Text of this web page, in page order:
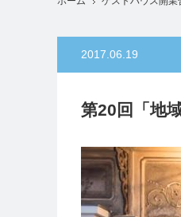
2017.06.19
第20回「地